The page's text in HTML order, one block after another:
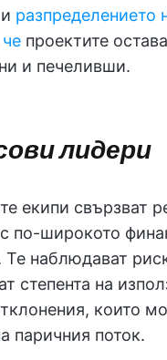
разпределението
проектите
и печеливши.
лидери
екипи свързват
по-широкото
Те наблюдават
степента на
които
паричния поток.